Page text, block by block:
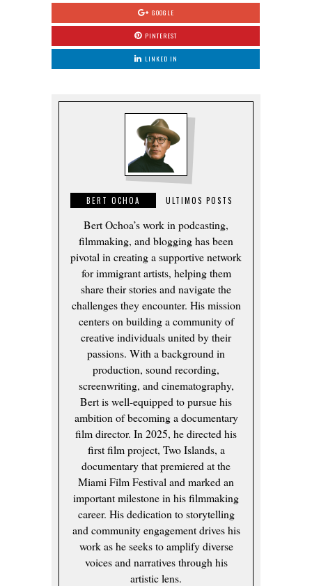
GOOGLE
PINTEREST
LINKED IN
BERT OCHOA ULTIMOS POSTS
Bert Ochoa’s work in podcasting,
filmmaking, and blogging has been
pivotal in creating a supportive network
for immigrant artists, helping them
share their stories and navigate the
challenges they encounter. His mission
centers on building a community of
creative individuals united by their
passions. With a background in
production, sound recording,
screenwriting, and cinematography,
Bert is well-equipped to pursue his
ambition of becoming a documentary
film director. In 2025, he directed his
first film project, Two Islands, a
documentary that premiered at the
Miami Film Festival and marked an
important milestone in his filmmaking
career. His dedication to storytelling
and community engagement drives his
work as he seeks to amplify diverse
voices and narratives through his
artistic lens.